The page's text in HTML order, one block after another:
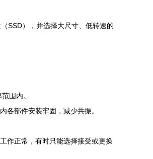
SSD），并选择大尺寸、低转速的
围内。
各部件安装牢固，减少共振。
作正常，有时只能选择接受或更换